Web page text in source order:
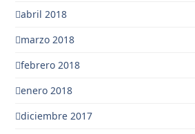
abril 2018
marzo 2018
febrero 2018
enero 2018
diciembre 2017